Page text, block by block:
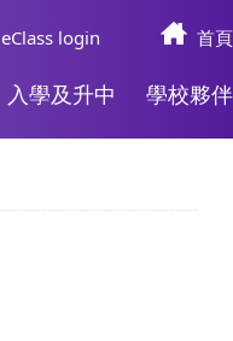
eClass login 首頁
入學及升中 學校夥伴